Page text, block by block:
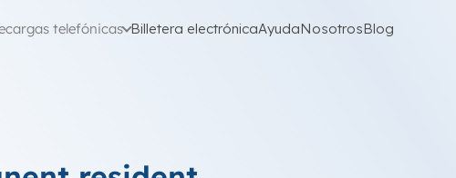
telefónicas Billetera electrónicaAyudaNosotrosBlog